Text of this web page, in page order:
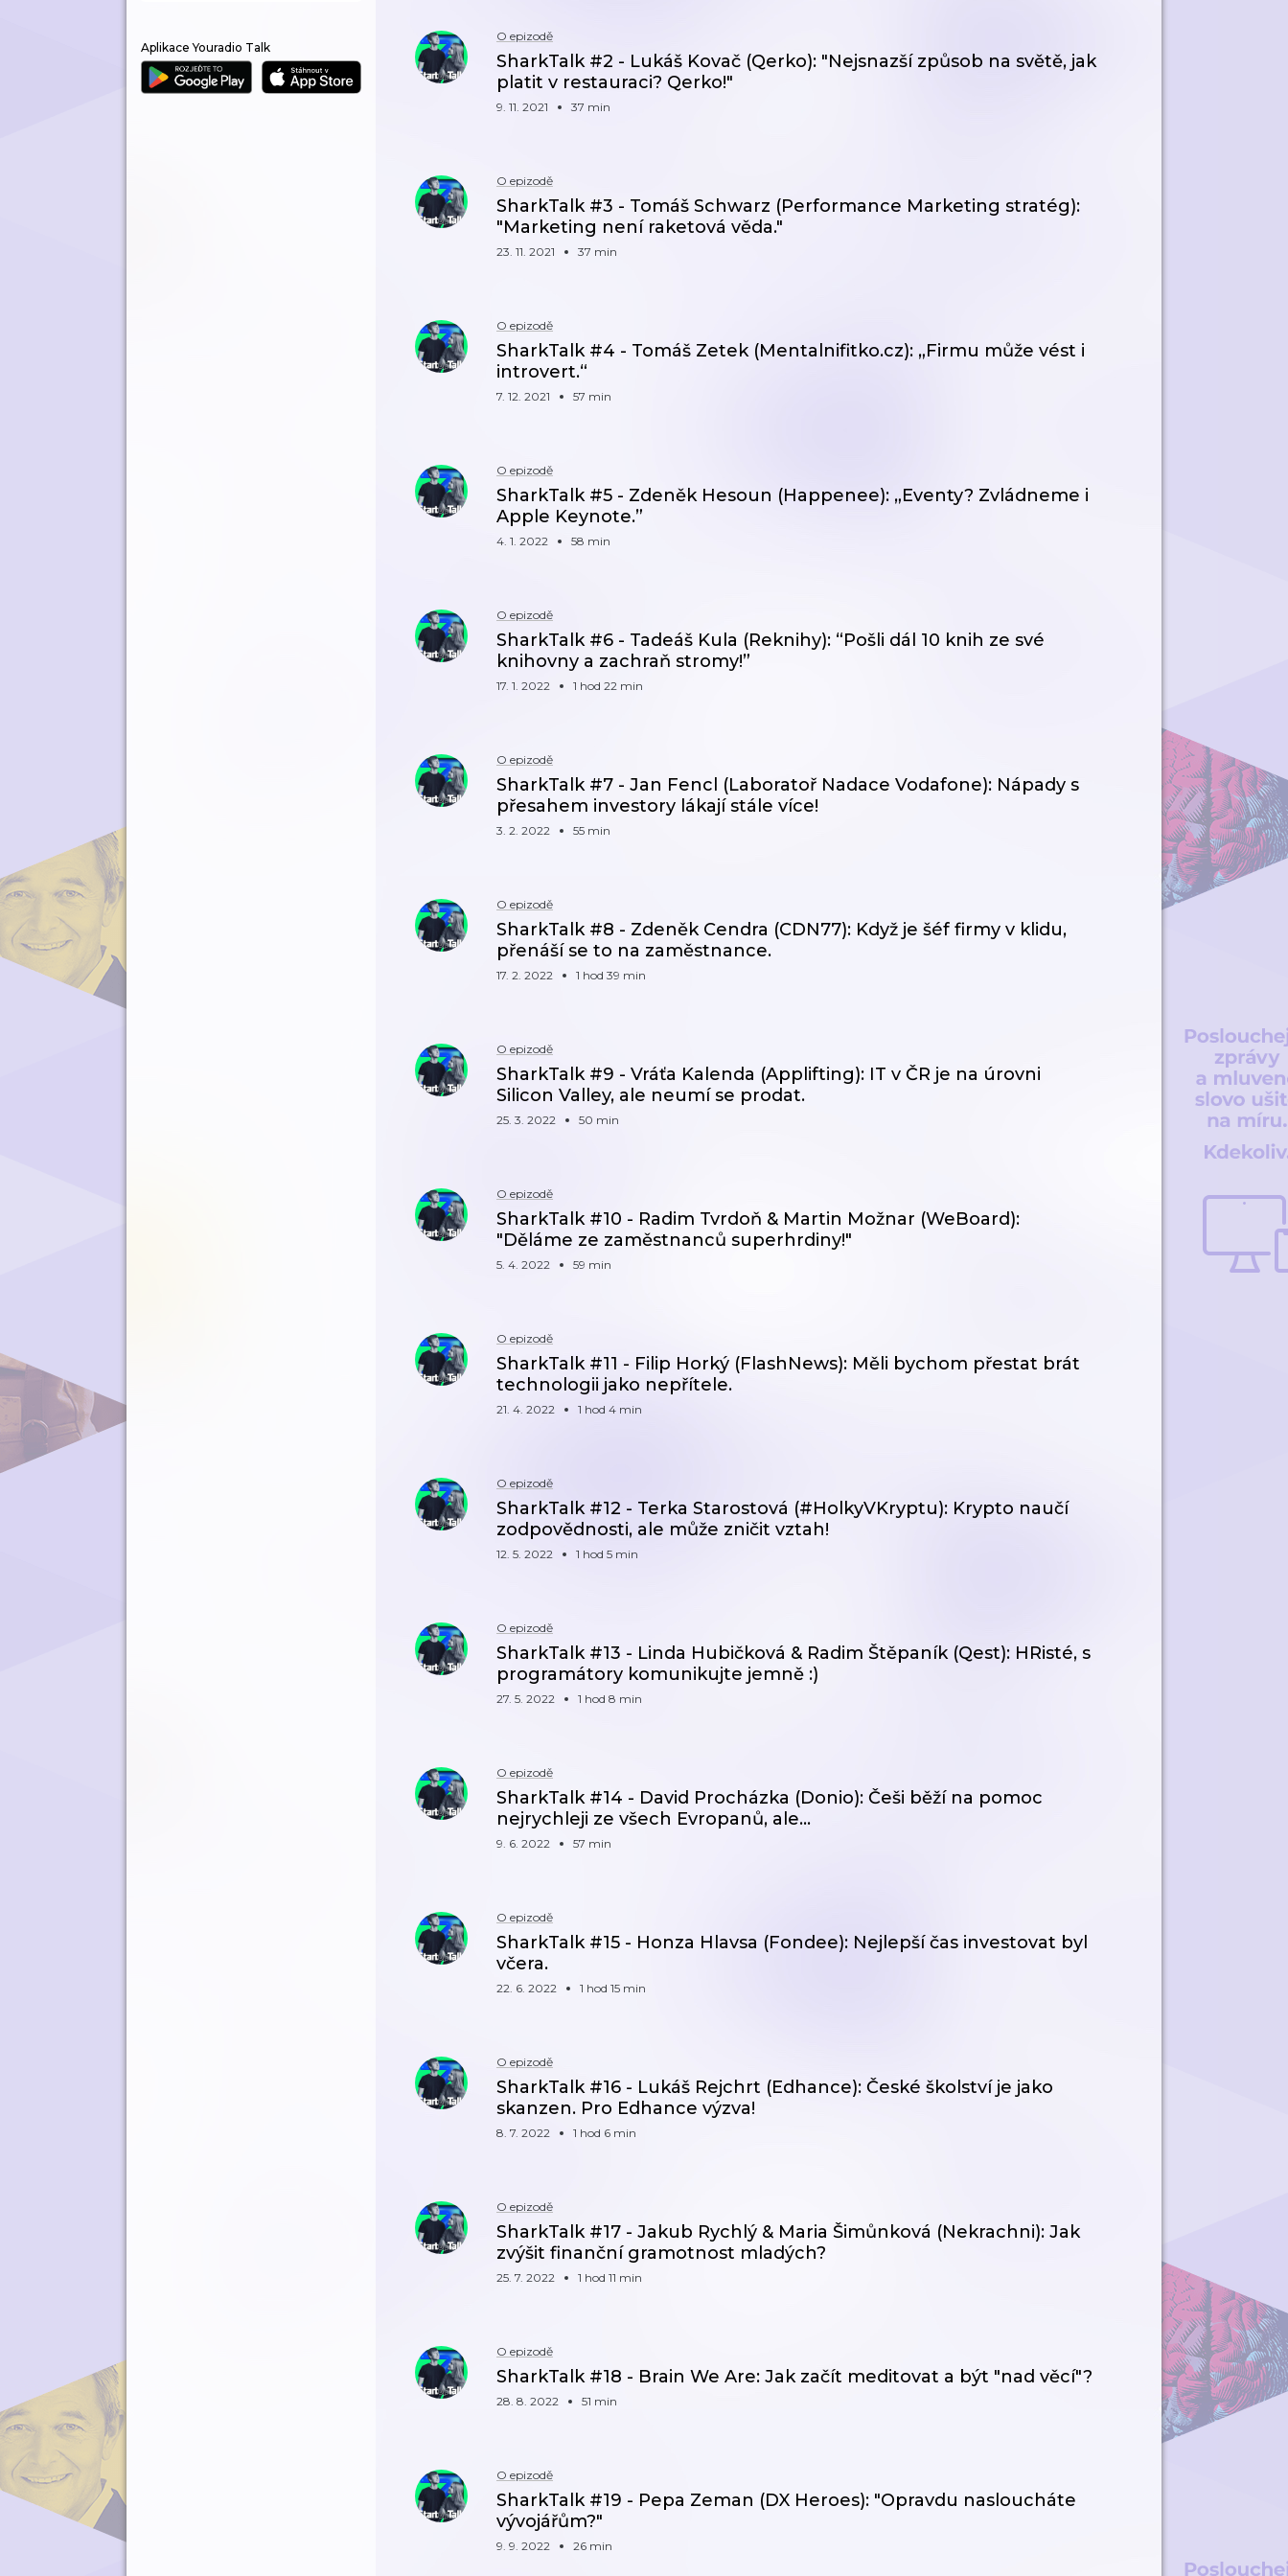
Aplikace Youradio Talk
O epizodě
SharkTalk #2 - Lukáš Kovač (Qerko): "Nejsnazší způsob na světě, jak
platit v restauraci? Qerko!"
9. 11. 2021 37 min
O epizodě
SharkTalk #3 - Tomáš Schwarz (Performance Marketing stratég):
"Marketing není raketová věda."
23. 11. 2021 37 min
O epizodě
SharkTalk #4 - Tomáš Zetek (Mentalnifitko.cz): „Firmu může vést i
introvert.“
7. 12. 2021 57 min
O epizodě
SharkTalk #5 - Zdeněk Hesoun (Happenee): „Eventy? Zvládneme i
Apple Keynote.”
4. 1. 2022 58 min
O epizodě
SharkTalk #6 - Tadeáš Kula (Reknihy): “Pošli dál 10 knih ze své
knihovny a zachraň stromy!”
17. 1. 2022 1 hod 22 min
O epizodě
SharkTalk #7 - Jan Fencl (Laboratoř Nadace Vodafone): Nápady s
přesahem investory lákají stále více!
3. 2. 2022 55 min
O epizodě
SharkTalk #8 - Zdeněk Cendra (CDN77): Když je šéf firmy v klidu,
přenáší se to na zaměstnance.
17. 2. 2022 1 hod 39 min
O epizodě
SharkTalk #9 - Vráťa Kalenda (Applifting): IT v ČR je na úrovni
Silicon Valley, ale neumí se prodat.
25. 3. 2022 50 min
O epizodě
SharkTalk #10 - Radim Tvrdoň & Martin Možnar (WeBoard):
"Děláme ze zaměstnanců superhrdiny!"
5. 4. 2022 59 min
O epizodě
SharkTalk #11 - Filip Horký (FlashNews): Měli bychom přestat brát
technologii jako nepřítele.
21. 4. 2022 1 hod 4 min
O epizodě
SharkTalk #12 - Terka Starostová (#HolkyVKryptu): Krypto naučí
zodpovědnosti, ale může zničit vztah!
12. 5. 2022 1 hod 5 min
O epizodě
SharkTalk #13 - Linda Hubičková & Radim Štěpaník (Qest): HRisté, s
programátory komunikujte jemně :)
27. 5. 2022 1 hod 8 min
O epizodě
SharkTalk #14 - David Procházka (Donio): Češi běží na pomoc
nejrychleji ze všech Evropanů, ale...
9. 6. 2022 57 min
O epizodě
SharkTalk #15 - Honza Hlavsa (Fondee): Nejlepší čas investovat byl
včera.
22. 6. 2022 1 hod 15 min
O epizodě
SharkTalk #16 - Lukáš Rejchrt (Edhance): České školství je jako
skanzen. Pro Edhance výzva!
8. 7. 2022 1 hod 6 min
O epizodě
SharkTalk #17 - Jakub Rychlý & Maria Šimůnková (Nekrachni): Jak
zvýšit finanční gramotnost mladých?
25. 7. 2022 1 hod 11 min
O epizodě
SharkTalk #18 - Brain We Are: Jak začít meditovat a být "nad věcí"?
28. 8. 2022 51 min
O epizodě
SharkTalk #19 - Pepa Zeman (DX Heroes): "Opravdu nasloucháte
vývojářům?"
9. 9. 2022 26 min